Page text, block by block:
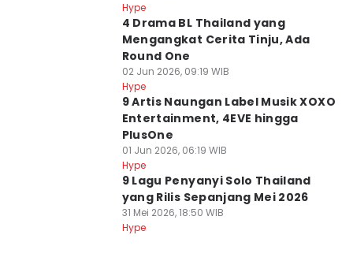
Hype
4 Drama BL Thailand yang
Mengangkat Cerita Tinju, Ada
Round One
02 Jun 2026, 09:19 WIB
Hype
9 Artis Naungan Label Musik XOXO
Entertainment, 4EVE hingga
PlusOne
01 Jun 2026, 06:19 WIB
Hype
9 Lagu Penyanyi Solo Thailand
yang Rilis Sepanjang Mei 2026
31 Mei 2026, 18:50 WIB
Hype